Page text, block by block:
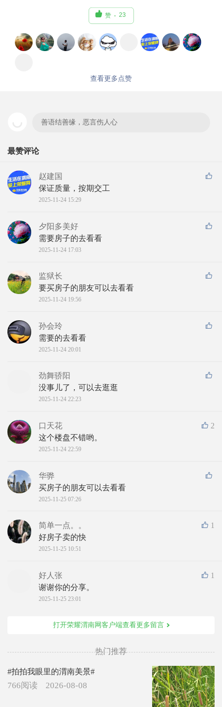
 赞 23
查看更多点赞
善语结善缘，恶言伤人心
最赞评论
赵建国
保证质量，按期交工
2025-11-24 15:29
夕阳多美好
需要房子的去看看
2025-11-24 17:03
监狱长
要买房子的朋友可以去看看
2025-11-24 19:56
孙会玲
需要的去看看
2025-11-24 20:01
劲舞骄阳
没事儿了，可以去逛逛
2025-11-24 22:23
2
口天花
这个楼盘不错哟。
2025-11-24 22:59
华骅
买房子的朋友可以去看看
2025-11-25 07:26
1
简单一点。。
好房子卖的快
2025-11-25 10:51
1
好人张
谢谢你的分享。
2025-11-25 23:01
打开荣耀渭南网客户端查看更多留言
热门推荐
#拍拍我眼里的渭南美景#
766阅读 2026-08-08